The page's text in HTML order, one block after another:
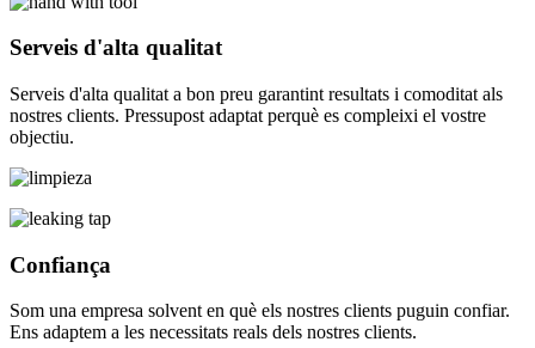
Serveis d'alta qualitat
Serveis d'alta qualitat a bon preu garantint resultats i comoditat als
nostres clients. Pressupost adaptat perquè es compleixi el vostre
objectiu.
Confiança
Som una empresa solvent en què els nostres clients puguin confiar.
Ens adaptem a les necessitats reals dels nostres clients.